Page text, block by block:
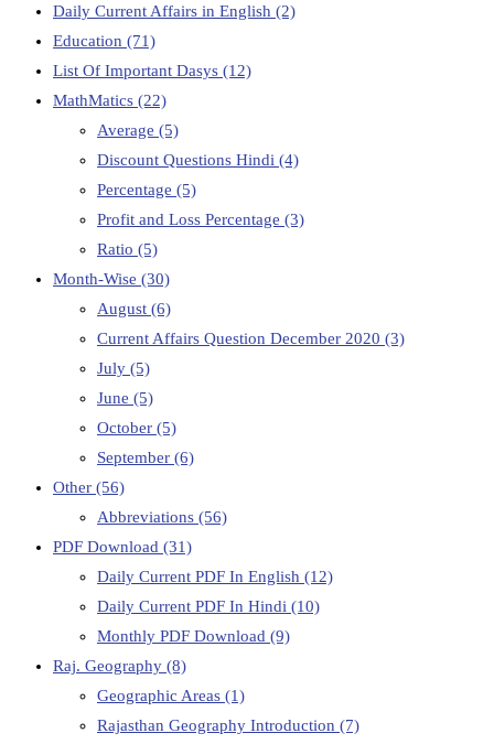
Daily Current Affairs in English (2)
Education (71)
List Of Important Dasys (12)
MathMatics (22)
Average (5)
Discount Questions Hindi (4)
Percentage (5)
Profit and Loss Percentage (3)
Ratio (5)
Month-Wise (30)
August (6)
Current Affairs Question December 2020 (3)
July (5)
June (5)
October (5)
September (6)
Other (56)
Abbreviations (56)
PDF Download (31)
Daily Current PDF In English (12)
Daily Current PDF In Hindi (10)
Monthly PDF Download (9)
Raj. Geography (8)
Geographic Areas (1)
Rajasthan Geography Introduction (7)